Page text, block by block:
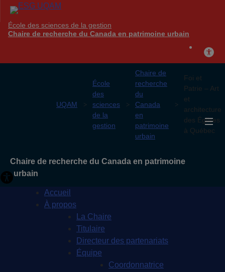
École des sciences de la gestion
Chaire de recherche du Canada en patrimoine urbain
UQAM
École
des
sciences
de la
gestion
Chaire de
recherche
du
Canada
en
patrimoine
urbain
Foi et
Patrie – Art
et
architecture
des Églises
à Québec
Chaire de recherche du Canada en patrimoine
urbain
Accueil
À propos
La Chaire
Titulaire
Directeur des partenariats
Équipe
Coordonnatrice